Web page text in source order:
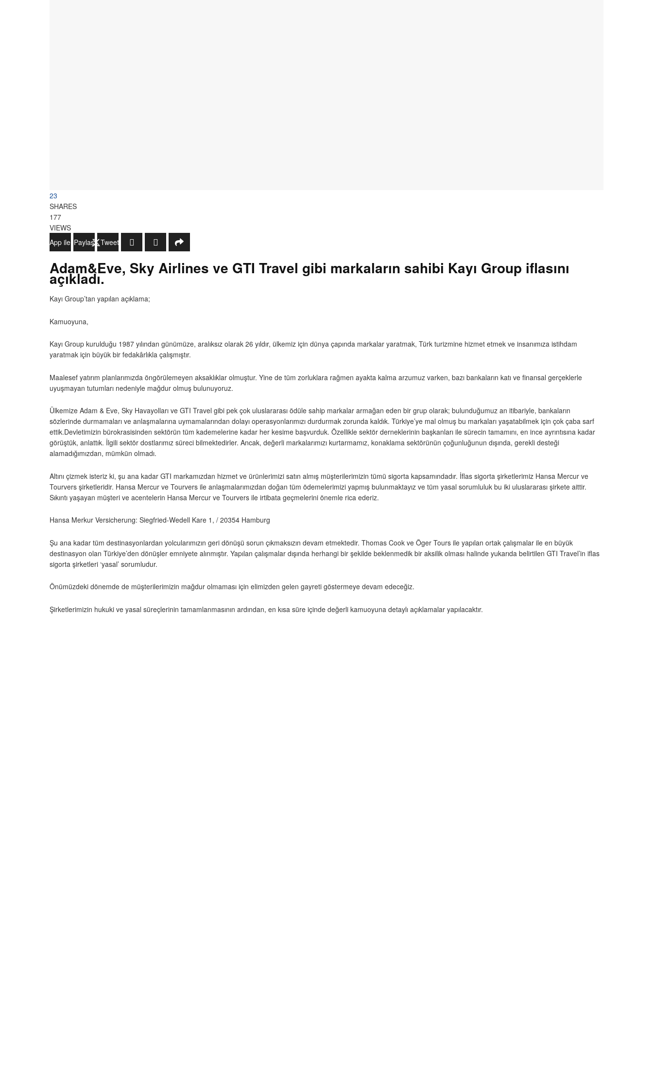
23
SHARES
177
VIEWS
WhatsApp ile Gönder
Paylaş Tweetle
Adam&Eve, Sky Airlines ve GTI Travel gibi markaların sahibi Kayı Group iflasını
açıkladı.
Kayı Group’tan yapılan açıklama;
Kamuoyuna,
Kayı Group kurulduğu 1987 yılından günümüze, aralıksız olarak 26 yıldır, ülkemiz için dünya çapında markalar yaratmak, Türk turizmine hizmet etmek ve insanımıza istihdam
yaratmak için büyük bir fedakârlıkla çalışmıştır.
Maalesef yatırım planlarımızda öngörülemeyen aksaklıklar olmuştur. Yine de tüm zorluklara rağmen ayakta kalma arzumuz varken, bazı bankaların katı ve finansal gerçeklerle
uyuşmayan tutumları nedeniyle mağdur olmuş bulunuyoruz.
Ülkemize Adam & Eve, Sky Havayolları ve GTI Travel gibi pek çok uluslararası ödüle sahip markalar armağan eden bir grup olarak; bulunduğumuz an itibariyle, bankaların
sözlerinde durmamaları ve anlaşmalarına uymamalarından dolayı operasyonlarımızı durdurmak zorunda kaldık. Türkiye’ye mal olmuş bu markaları yaşatabilmek için çok çaba sarf
ettik.Devletimizin bürokrasisinden sektörün tüm kademelerine kadar her kesime başvurduk. Özellikle sektör derneklerinin başkanları ile sürecin tamamını, en ince ayrıntısına kadar
görüştük, anlattık. İlgili sektör dostlarımız süreci bilmektedirler. Ancak, değerli markalarımızı kurtarmamız, konaklama sektörünün çoğunluğunun dışında, gerekli desteği
alamadığımızdan, mümkün olmadı.
Altını çizmek isteriz ki, şu ana kadar GTI markamızdan hizmet ve ürünlerimizi satın almış müşterilerimizin tümü sigorta kapsamındadır. İflas sigorta şirketlerimiz Hansa Mercur ve
Tourvers şirketleridir. Hansa Mercur ve Tourvers ile anlaşmalarımızdan doğan tüm ödemelerimizi yapmış bulunmaktayız ve tüm yasal sorumluluk bu iki uluslararası şirkete aittir.
Sıkıntı yaşayan müşteri ve acentelerin Hansa Mercur ve Tourvers ile irtibata geçmelerini önemle rica ederiz.
Hansa Merkur Versicherung: Siegfried-Wedell Kare 1, / 20354 Hamburg
Şu ana kadar tüm destinasyonlardan yolcularımızın geri dönüşü sorun çıkmaksızın devam etmektedir. Thomas Cook ve Öger Tours ile yapılan ortak çalışmalar ile en büyük
destinasyon olan Türkiye’den dönüşler emniyete alınmıştır. Yapılan çalışmalar dışında herhangi bir şekilde beklenmedik bir aksilik olması halinde yukarıda belirtilen GTI Travel’in iflas
sigorta şirketleri ‘yasal’ sorumludur.
Önümüzdeki dönemde de müşterilerimizin mağdur olmaması için elimizden gelen gayreti göstermeye devam edeceğiz.
Şirketlerimizin hukuki ve yasal süreçlerinin tamamlanmasının ardından, en kısa süre içinde değerli kamuoyuna detaylı açıklamalar yapılacaktır.